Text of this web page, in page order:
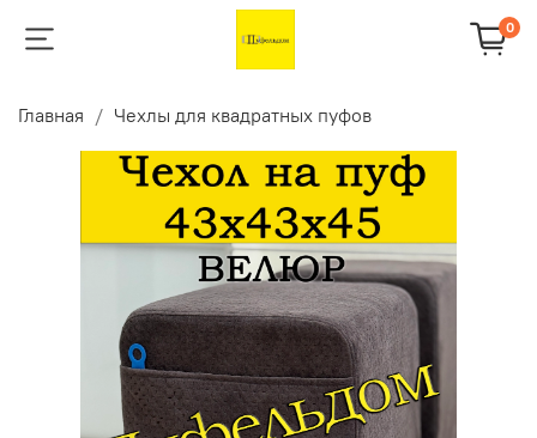
0
Главная Чехлы для квадратных пуфов